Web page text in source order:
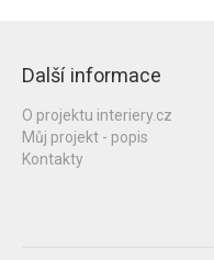
Další informace
O projektu interiery.cz
Můj projekt - popis
Kontakty